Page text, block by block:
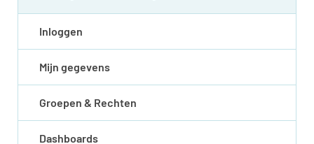
Inloggen
Mijn gegevens
Groepen & Rechten
Dashboards